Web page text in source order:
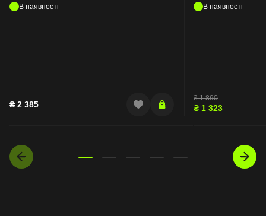
В наявності
₴ 2 385
В наявності
₴1 890
₴ 1 323